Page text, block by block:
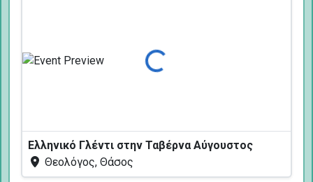
Φόρτωση...
Ελληνικό Γλέντι στην Ταβέρνα Αύγουστος
Θεολόγος, Θάσος